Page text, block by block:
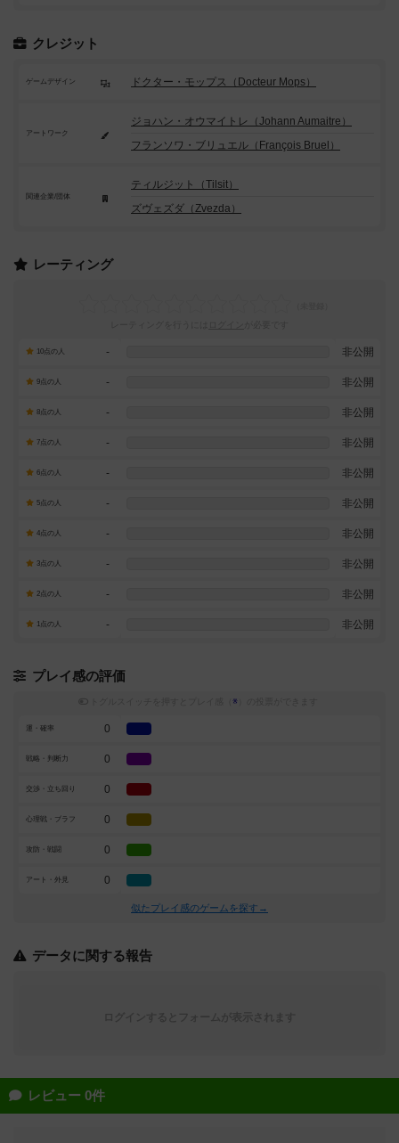
クレジット
ゲームデザイン ドクター・モップス（Docteur Mops）
アートワーク
ジョハン・オウマイトレ（Johann Aumaitre）
フランソワ・ブリュエル（François Bruel）
関連企業/団体
ティルジット（Tilsit）
ズヴェズダ（Zvezda）
レーティング
10点の人 - 非公開
9点の人 - 非公開
8点の人 - 非公開
7点の人 - 非公開
6点の人 - 非公開
5点の人 - 非公開
4点の人 - 非公開
3点の人 - 非公開
2点の人 - 非公開
1点の人 - 非公開
プレイ感の評価
※
運・確率 0
戦略・判断力 0
交渉・立ち回り 0
心理戦・ブラフ 0
攻防・戦闘 0
アート・外見 0
似たプレイ感のゲームを探す→
データに関する報告
レビュー 0件